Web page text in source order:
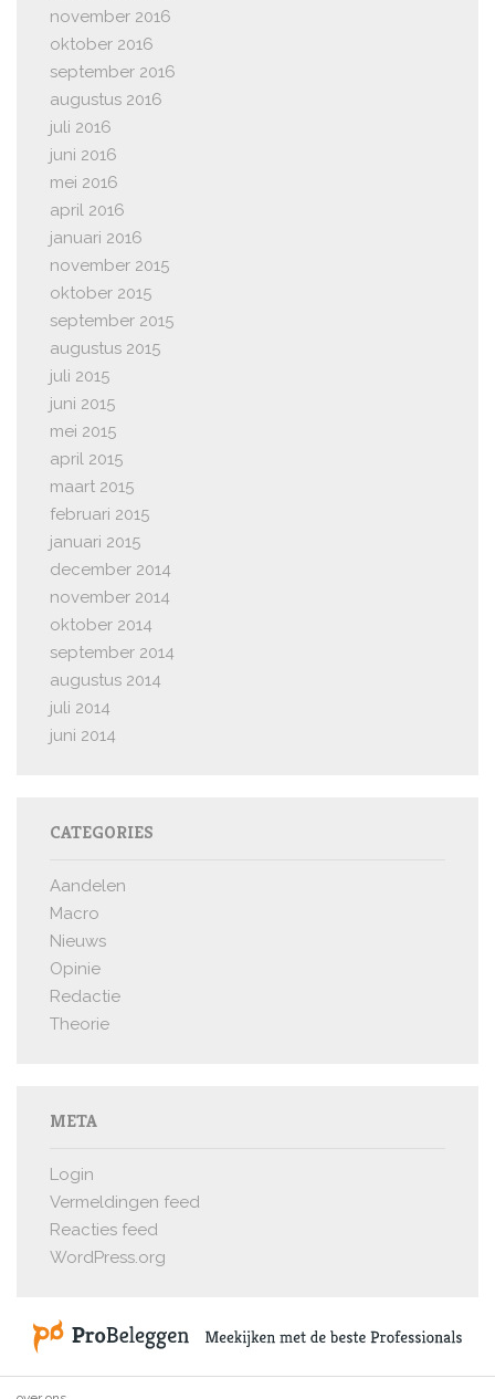
november 2016
oktober 2016
september 2016
augustus 2016
juli 2016
juni 2016
mei 2016
april 2016
januari 2016
november 2015
oktober 2015
september 2015
augustus 2015
juli 2015
juni 2015
mei 2015
april 2015
maart 2015
februari 2015
januari 2015
december 2014
november 2014
oktober 2014
september 2014
augustus 2014
juli 2014
juni 2014
CATEGORIES
Aandelen
Macro
Nieuws
Opinie
Redactie
Theorie
META
Login
Vermeldingen feed
Reacties feed
WordPress.org